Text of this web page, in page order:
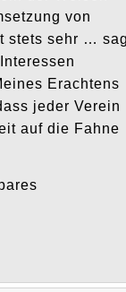
von
stets sehr …
Erachtens
jeder Verein
auf die Fahne